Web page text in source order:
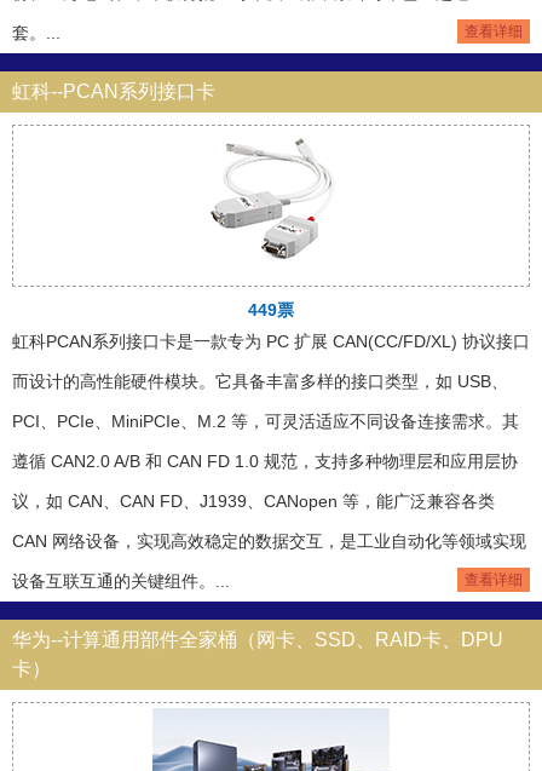
套。... 查看详细
虹科--PCAN系列接口卡
449票
虹科PCAN系列接口卡是一款专为 PC 扩展 CAN(CC/FD/XL) 协议接口
而设计的高性能硬件模块。它具备丰富多样的接口类型，如 USB、
PCI、PCIe、MiniPCIe、M.2 等，可灵活适应不同设备连接需求。其
遵循 CAN2.0 A/B 和 CAN FD 1.0 规范，支持多种物理层和应用层协
议，如 CAN、CAN FD、J1939、CANopen 等，能广泛兼容各类
CAN 网络设备，实现高效稳定的数据交互，是工业自动化等领域实现
设备互联互通的关键组件。... 查看详细
华为--计算通用部件全家桶（网卡、SSD、RAID卡、DPU
卡）